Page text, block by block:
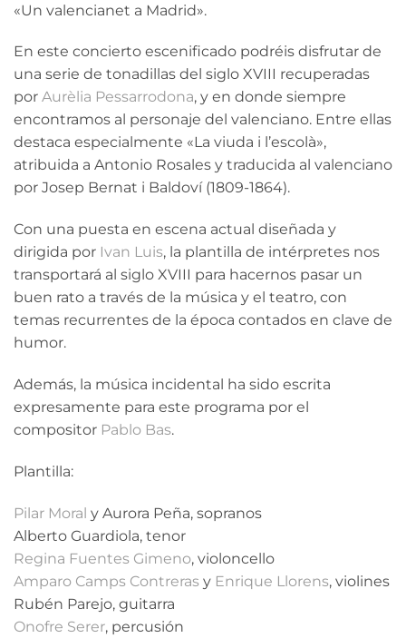
«Un valencianet a Madrid».
En este concierto escenificado podréis disfrutar de
una serie de tonadillas del siglo XVIII recuperadas
por Aurèlia Pessarrodona, y en donde siempre
encontramos al personaje del valenciano. Entre ellas
destaca especialmente «La viuda i l’escolà»,
atribuida a Antonio Rosales y traducida al valenciano
por Josep Bernat i Baldoví (1809-1864).
Con una puesta en escena actual diseñada y
dirigida por Ivan Luis, la plantilla de intérpretes nos
transportará al siglo XVIII para hacernos pasar un
buen rato a través de la música y el teatro, con
temas recurrentes de la época contados en clave de
humor.
Además, la música incidental ha sido escrita
expresamente para este programa por el
compositor Pablo Bas.
Plantilla:
Pilar Moral y Aurora Peña, sopranos
Alberto Guardiola, tenor
Regina Fuentes Gimeno, violoncello
Amparo Camps Contreras y Enrique Llorens, violines
Rubén Parejo, guitarra
Onofre Serer, percusión